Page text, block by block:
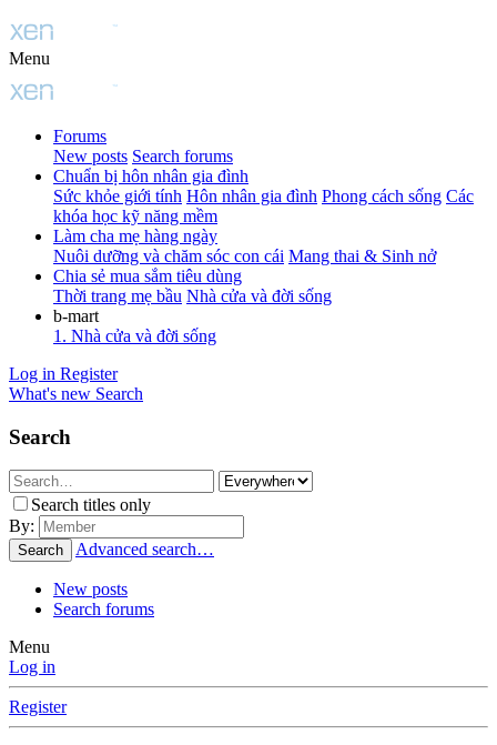
Menu
Forums
New posts Search forums
Chuẩn bị hôn nhân gia đình
Sức khỏe giới tính Hôn nhân gia đình Phong cách sống Các
khóa học kỹ năng mềm
Làm cha mẹ hàng ngày
Nuôi dưỡng và chăm sóc con cái Mang thai & Sinh nở
Chia sẻ mua sắm tiêu dùng
Thời trang mẹ bầu Nhà cửa và đời sống
b-mart
1. Nhà cửa và đời sống
Log in Register
What's new Search
Search
Search titles only
By:
Search Advanced search…
New posts
Search forums
Menu
Log in
Register